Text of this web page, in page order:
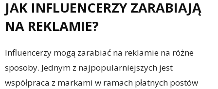
JAK INFLUENCERZY ZARABIAJĄ
NA REKLAMIE?
Influencerzy mogą zarabiać na reklamie na różne
sposoby. Jednym z najpopularniejszych jest
współpraca z markami w ramach płatnych postów